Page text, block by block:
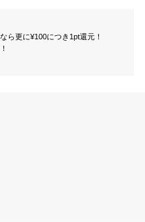
ら更に¥100につき1pt還元！